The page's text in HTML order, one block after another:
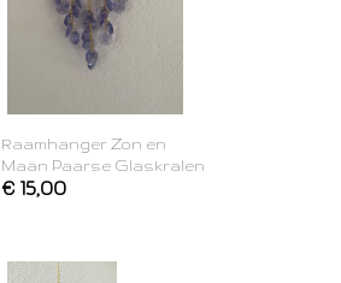
Raamhanger Zon en
Maan Paarse Glaskralen
€ 15,00